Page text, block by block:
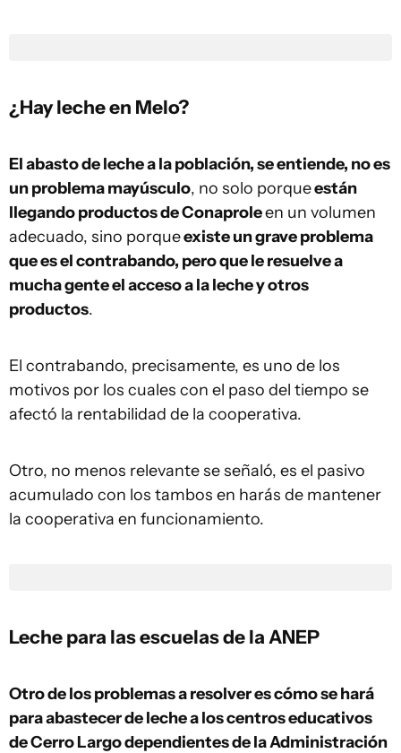
¿Hay leche en Melo?
El abasto de leche a la población, se entiende, no es
un problema mayúsculo, no solo porqueestán
llegando productos de Conaproleen un volumen
adecuado, sino porqueexiste un grave problema
que es el contrabando, pero que le resuelve a
mucha gente el acceso a la leche y otros
productos.
El contrabando, precisamente, es uno de los
motivos por los cuales con el paso del tiempo se
afectó la rentabilidad de la cooperativa.
Otro, no menos relevante se señaló, es el pasivo
acumulado con los tambos en harás de mantener
la cooperativa en funcionamiento.
Leche para las escuelas de la ANEP
Otro de los problemas a resolver es cómo se hará
para abastecer de leche a los centros educativos
de Cerro Largo dependientes de la Administración